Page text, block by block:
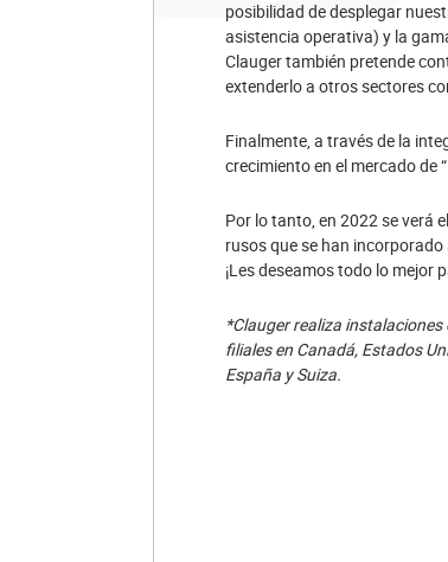
posibilidad de desplegar
asistencia operativa) y la
Clauger también pretende
extenderlo a otros sectores
Finalmente, a través de la
crecimiento en el mercado de
Por lo tanto, en 2022 se verá
rusos que se han incorporado
¡Les deseamos todo lo mejor
*Clauger realiza
filiales en Canadá, Estados
España y Suiza.